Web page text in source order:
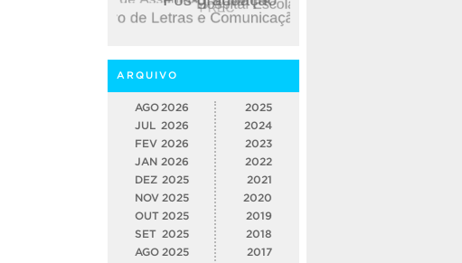
ARQUIVO
AGO 2026
JUL 2026
FEV 2026
JAN 2026
DEZ 2025
NOV 2025
OUT 2025
SET 2025
AGO 2025
2025
2024
2023
2022
2021
2020
2019
2018
2017